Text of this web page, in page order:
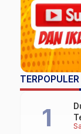
TERPOPULER